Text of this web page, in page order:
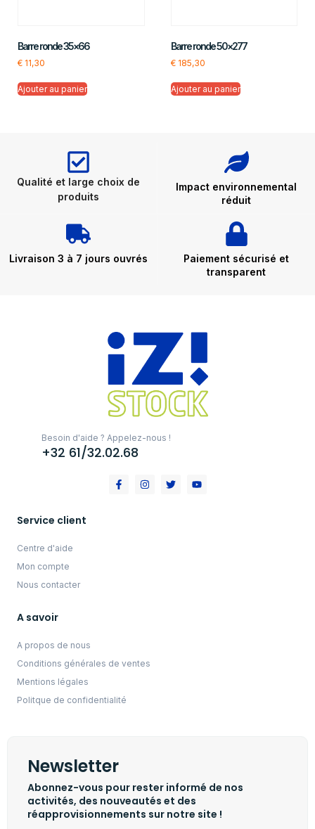
Barre ronde 35×66
€ 11,30
Ajouter au panier
Barre ronde 50×277
€185,30
Ajouter au panier
Qualité et large choix de
produits
Impact environnemental
réduit
Livraison 3 à 7 jours ouvrés
Paiement sécurisé et
transparent
Besoin d'aide ? Appelez-nous !
+32 61/32.02.68
Service client
Centre d'aide
Mon compte
Nous contacter
A savoir
A propos de nous
Conditions générales de ventes
Mentions légales
Politque de confidentialité
Newsletter
Abonnez-vous pour rester informé de nos
activités, des nouveautés et des
réapprovisionnements sur notre site !